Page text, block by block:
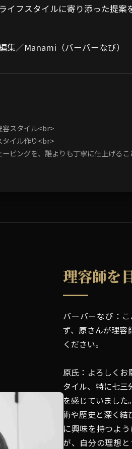
イフスタイルに寄り添った提案
／Manami（バーバーなび）
容スタイル<br>
タイル作り<br>
ビングを、誰よりも丁寧に仕上げる
理容師を
バーバーなび：
ず、原さんが理容
ください。
原氏：よろしくお
タイル、特に七三
を感じていまし
術や歴史と深く
に興味を持つよ
が、自分の理想